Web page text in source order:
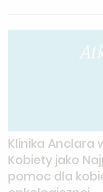
Klinika Anclara
Kobiety jako
pomoc dla